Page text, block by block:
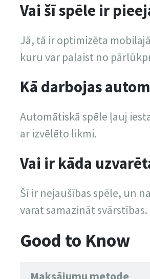
Vai šī spēle ir
Jā, tā ir optimizēta
kuru var palaist no
Kā darbojas
Automātiskā spēle ļauj
ar izvēlēto likmi.
Vai ir kāda
Šī ir nejaušības spēle, un
varat samazināt svārstības.
Good to Know
Maksājumu metode